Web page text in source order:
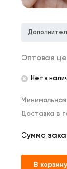
Оптовая
Нет в
Доставка в
Сумма
В корзину